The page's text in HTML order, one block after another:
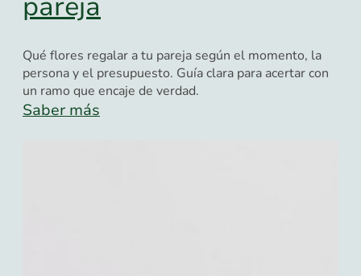
Qué flores regalar a tu pareja según el momento, la
persona y el presupuesto. Guía clara para acertar con
un ramo que encaje de verdad.
Saber más